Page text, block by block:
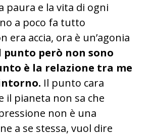
paura e la vita di ogni
a poco fa tutto
era accia, ora è un’agonia
punto però non sono
è la relazione tra me
Il punto cara
il pianeta non sa che
non è una
a se stessa, vuol dire